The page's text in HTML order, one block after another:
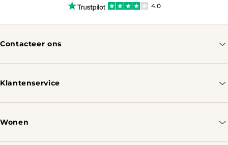
4.0
Contacteer ons
Klantenservice
Wonen